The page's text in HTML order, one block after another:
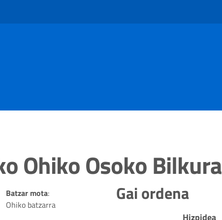
Ohiko Osoko Bilkura
Batzar mota:
Ohiko batzarra
Gai ordena
Hizpidea